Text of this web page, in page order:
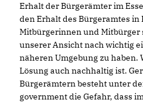
Erhalt der Bürgerämter im
den Erhalt des Bürgeramtes
Mitbürgerinnen und Mitbürger
unserer Ansicht nach wichtig
näheren Umgebung zu haben.
Lösung auch nachhaltig ist.
Bürgerämtern besteht unter
government die Gefahr, dass